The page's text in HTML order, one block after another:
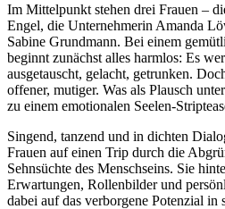
Im Mittelpunkt stehen drei Frauen –
Engel, die Unternehmerin Amanda
Sabine Grundmann. Bei einem
beginnt zunächst alles harmlos: Es
ausgetauscht, gelacht, getrunken.
offener, mutiger. Was als Plausch
zu einem emotionalen Seelen-
Singend, tanzend und in dichten
Frauen auf einen Trip durch die
Sehnsüchte des Menschseins. Sie
Erwartungen, Rollenbilder und
dabei auf das verborgene Potenzial in